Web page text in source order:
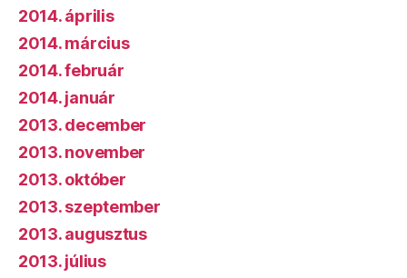
2014. április
2014. március
2014. február
2014. január
2013. december
2013. november
2013. október
2013. szeptember
2013. augusztus
2013. július